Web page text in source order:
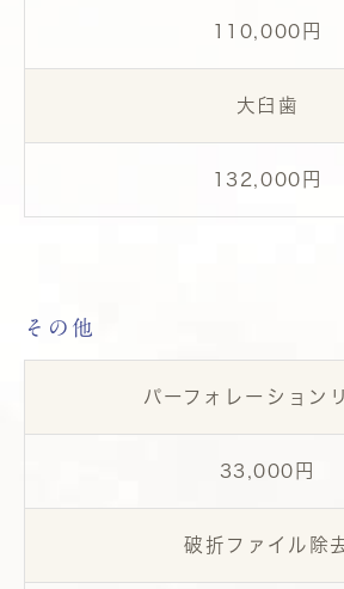
110,000円
大臼歯
132,000円
その他
パーフォレーション
33,000円
破折ファイル除